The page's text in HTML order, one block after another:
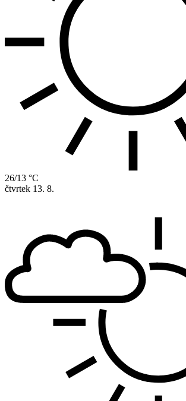
26/13 °C
čtvrtek 13. 8.